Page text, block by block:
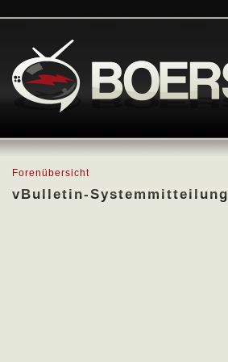
Forenübersicht
vBulletin-Systemmitteilung